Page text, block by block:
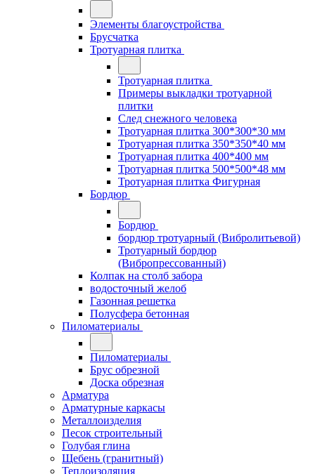
Элементы благоустройства
Брусчатка
Тротуарная плитка
Тротуарная плитка
Примеры выкладки тротуарной
плитки
След снежного человека
Тротуарная плитка 300*300*30 мм
Тротуарная плитка 350*350*40 мм
Тротуарная плитка 400*400 мм
Тротуарная плитка 500*500*48 мм
Тротуарная плитка Фигурная
Бордюр
Бордюр
бордюр тротуарный (Вибролитьевой)
Тротуарный бордюр
(Вибропрессованный)
Колпак на столб забора
водосточный желоб
Газонная решетка
Полусфера бетонная
Пиломатериалы
Пиломатериалы
Брус обрезной
Доска обрезная
Арматура
Арматурные каркасы
Металлоизделия
Песок строительный
Голубая глина
Щебень (гранитный)
Теплоизоляция